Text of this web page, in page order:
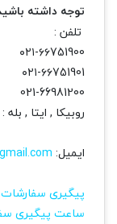
توجه داشته
تلفن :
۰۲۱-۶۶751900
۰۲۱-۶۶751901
021-66981200
روبیکا , ایتا , بله : ۰۹۱۲۲۵۰۲۹۳۲
ایمیل:
پیگیری سفارشات :
ساعت پیگیری